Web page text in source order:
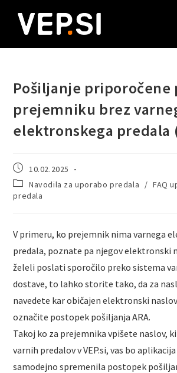
Pošiljanje priporočene
prejemniku brez
elektronskega predala
10.02.2025
Navodila za uporabo predala
/ FAQ
predala
V primeru, ko prejemnik nima varnega
predala, poznate pa njegov elektronski
želeli poslati sporočilo preko sistema
dostave, to lahko storite tako, da za
navedete kar običajen elektronski
označite postopek pošiljanja ARA.
Takoj ko za prejemnika vpišete naslov,
varnih predalov v VEP.si, vas bo
samodejno spremenila postopek